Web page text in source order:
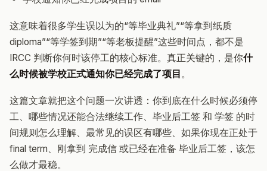
这意味着很多学生误以为的“等毕业典礼”“等拿到纸质
diploma”“等学签到期”“等老板提醒”这些时间点，都不是
IRCC 判断你何时该停工的核心标准。真正关键的，是你什
么时候被学校正式通知你已经完成了项目 。
这篇文章就把这个问题一次讲透：你到底在什么时候必须停
工、哪些情况还能合法继续工作、毕业后工签 和 学签 的时
间规则怎么理解、最常见的误区有哪些、如果你现在正处于
final term、刚拿到 完成信 或已经在准备 毕业后工签，该怎
么做才最稳。